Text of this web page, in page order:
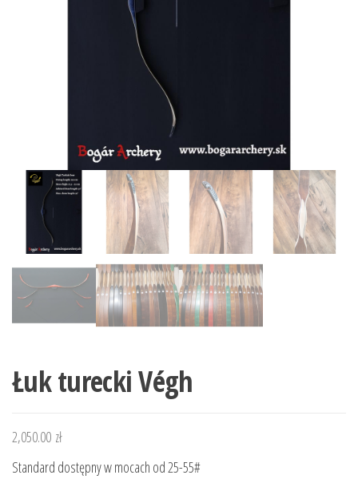
Łuk turecki Végh
2,050.00 zł
Standard dostępny w mocach od 25-55#